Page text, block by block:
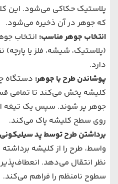
پلاستیک حکاکی می‌شود. این
که جوهر در آن ذخیره می‌شود.
انتخاب جوهر مناسب: انتخاب
(پلاستیک، شیشه، فلز یا
دارد.
پوشاندن طرح با جوهر: دستگاه
کلیشه پخش می‌کند تا تمامی
جوهر پر شوند. سپس یک تیغه
روی سطح کلیشه پاک می‌کند.
برداشتن طرح توسط پد سیلیکونی
واسط، طرح را از کلیشه
نظر انتقال می‌دهد.
سطوح نامنظم را فراهم می‌کند.